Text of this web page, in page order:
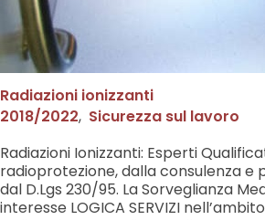
Radiazioni ionizzanti
2018/2022, Sicurezza sul lavoro
Radiazioni Ionizzanti: Esperti
radioprotezione, dalla consulenza e
dal D.Lgs 230/95. La Sorveglianza
interesse LOGICA SERVIZI